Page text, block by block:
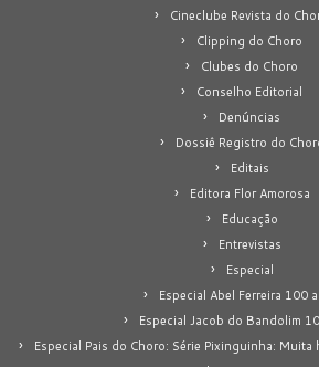
Cineclube Revista do
Clipping do Choro
Clubes do Choro
Conselho Editorial
Denúncias
Dossiê Registro do
Editais
Editora Flor Amorosa
Educação
Entrevistas
Especial
Especial Abel Ferreira 100
Especial Jacob do Bandolim
Especial Pais do Choro: Série Pixinguinha: